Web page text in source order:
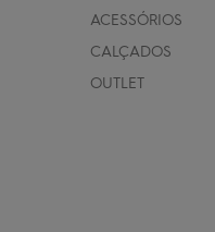
ACESSÓRIOS
CALÇADOS
OUTLET